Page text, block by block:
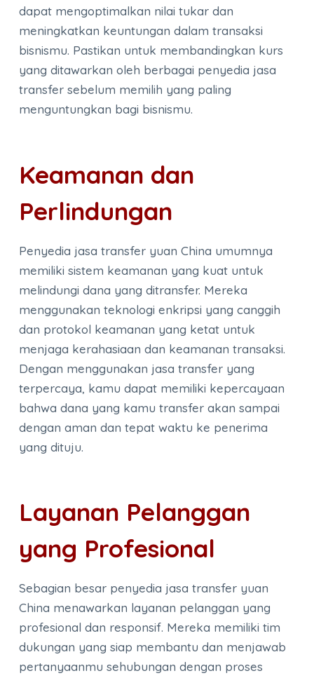
dapat mengoptimalkan nilai tukar dan
meningkatkan keuntungan dalam transaksi
bisnismu. Pastikan untuk membandingkan kurs
yang ditawarkan oleh berbagai penyedia jasa
transfer sebelum memilih yang paling
menguntungkan bagi bisnismu.
Keamanan dan
Perlindungan
Penyedia jasa transfer yuan China umumnya
memiliki sistem keamanan yang kuat untuk
melindungi dana yang ditransfer. Mereka
menggunakan teknologi enkripsi yang canggih
dan protokol keamanan yang ketat untuk
menjaga kerahasiaan dan keamanan transaksi.
Dengan menggunakan jasa transfer yang
terpercaya, kamu dapat memiliki kepercayaan
bahwa dana yang kamu transfer akan sampai
dengan aman dan tepat waktu ke penerima
yang dituju.
Layanan Pelanggan
yang Profesional
Sebagian besar penyedia jasa transfer yuan
China menawarkan layanan pelanggan yang
profesional dan responsif. Mereka memiliki tim
dukungan yang siap membantu dan menjawab
pertanyaanmu sehubungan dengan proses